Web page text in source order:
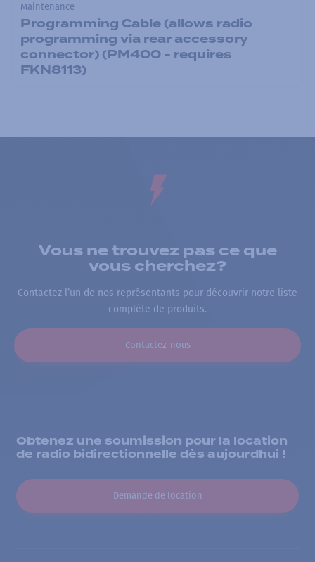
Maintenance
Programming Cable (allows radio
programming via rear accessory
connector) (PM400 - requires
FKN8113)
Vous ne trouvez pas ce que
vous cherchez?
Contactez l’un de nos représentants pour découvrir notre liste
complète de produits.
Contactez-nous
Obtenez une soumission pour la location
de radio bidirectionnelle dès aujourdhui !
Demande de location